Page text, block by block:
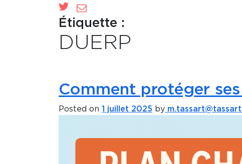
Étiquette :
DUERP
Comment protéger
Posted on 1 juillet 2025 by